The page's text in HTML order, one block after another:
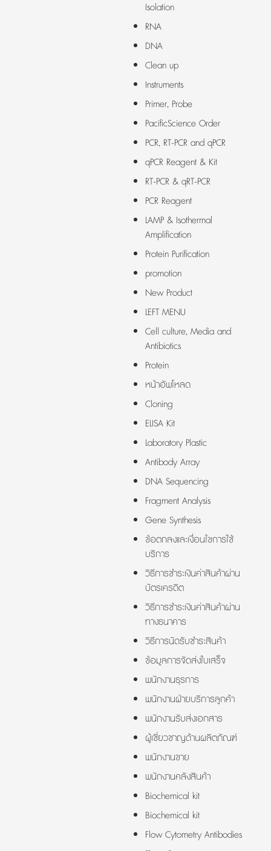
Isolation
RNA
DNA
Clean up
Instruments
Primer, Probe
PacificScience Order
PCR, RT-PCR and qPCR
qPCR Reagent & Kit
RT-PCR & qRT-PCR
PCR Reagent
LAMP & Isothermal
Amplification
Protein Purification
promotion
New Product
LEFT MENU
Cell culture, Media and
Antibiotics
Protein
หน้าอัพโหลด
Cloning
ELISA Kit
Laboratory Plastic
Antibody Array
DNA Sequencing
Fragment Analysis
Gene Synthesis
ข้อตกลงและเงื่อนไขการใช้
บริการ
วิธีการชำระเงินค่าสินค้าผ่าน
บัตรเครดิต
วิธีการชำระเงินค่าสินค้าผ่าน
ทางธนาคาร
วิธีการนัดรับชำระสินค้า
ข้อมูลการจัดส่งใบเสร็จ
พนักงานธุรการ
พนักงานฝ่ายบริการลูกค้า
พนักงานรับส่งเอกสาร
ผู้เชี่ยวชาญด้านผลิตภัณฑ์
พนักงานขาย
พนักงานคลังสินค้า
Biochemical kit
Biochemical kit
Flow Cytometry Antibodies